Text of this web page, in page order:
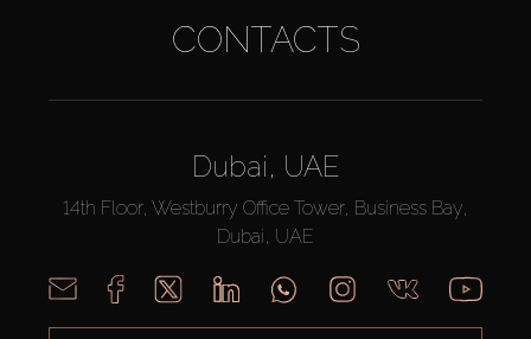
CONTACTS
Dubai, UAE
14th Floor, Westburry Office Tower, Business Bay,
Dubai, UAE